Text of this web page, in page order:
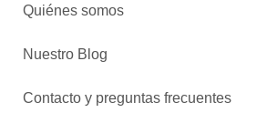
Quiénes somos
Nuestro Blog
Contacto y preguntas frecuentes